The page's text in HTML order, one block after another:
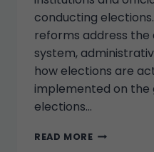
conducting
reforms address
system,
how elections are
implemented on the
elections…
READ MORE